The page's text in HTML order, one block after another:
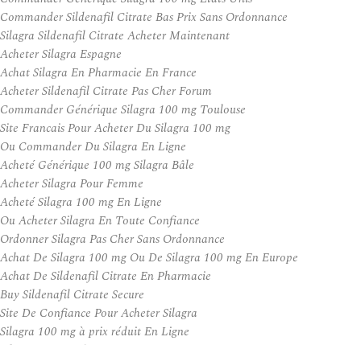
Commander Sildenafil Citrate Bas Prix Sans Ordonnance
Silagra Sildenafil Citrate Acheter Maintenant
Acheter Silagra Espagne
Achat Silagra En Pharmacie En France
Acheter Sildenafil Citrate Pas Cher Forum
Commander Générique Silagra 100 mg Toulouse
Site Francais Pour Acheter Du Silagra 100 mg
Ou Commander Du Silagra En Ligne
Acheté Générique 100 mg Silagra Bâle
Acheter Silagra Pour Femme
Acheté Silagra 100 mg En Ligne
Ou Acheter Silagra En Toute Confiance
Ordonner Silagra Pas Cher Sans Ordonnance
Achat De Silagra 100 mg Ou De Silagra 100 mg En Europe
Achat De Sildenafil Citrate En Pharmacie
Buy Sildenafil Citrate Secure
Site De Confiance Pour Acheter Silagra
Silagra 100 mg à prix réduit En Ligne